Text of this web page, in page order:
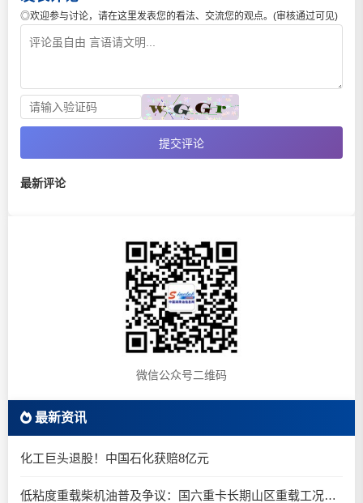
◎欢迎参与讨论，请在这里发表您的看法、交流您的观点。(审核通过可见)
提交评论
最新评论
微信公众号二维码
最新资讯
化工巨头退股！中国石化获赔8亿元
低粘度重载柴机油普及争议：国六重卡长期山区重载工况是否适合0W-20柴油机油？